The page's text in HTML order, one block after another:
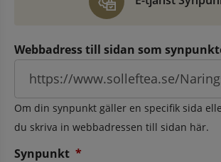
Webbadress till sidan som
Om din synpunkt gäller en specifik sida
du skriva in webbadressen till sidan här.
Synpunkt *